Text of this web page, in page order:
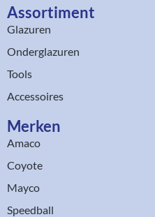
Assortiment​
Glazuren
Onderglazuren
Tools
Accessoires
Merken
Amaco
Coyote
Mayco
Speedball